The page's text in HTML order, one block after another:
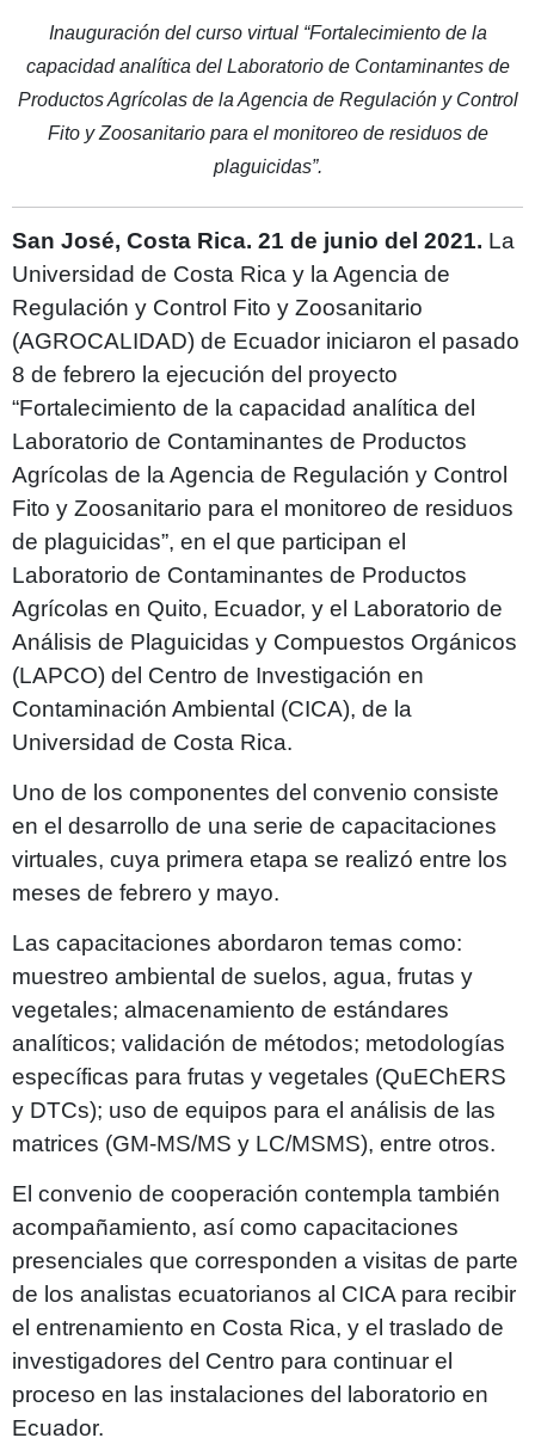
Inauguración del curso virtual “Fortalecimiento de la
capacidad analítica del Laboratorio de Contaminantes de
Productos Agrícolas de la Agencia de Regulación y Control
Fito y Zoosanitario para el monitoreo de residuos de
plaguicidas”.
San José, Costa Rica. 21 de junio del 2021. La
Universidad de Costa Rica y la Agencia de
Regulación y Control Fito y Zoosanitario
(AGROCALIDAD) de Ecuador iniciaron el pasado
8 de febrero la ejecución del proyecto
“Fortalecimiento de la capacidad analítica del
Laboratorio de Contaminantes de Productos
Agrícolas de la Agencia de Regulación y Control
Fito y Zoosanitario para el monitoreo de residuos
de plaguicidas”, en el que participan el
Laboratorio de Contaminantes de Productos
Agrícolas en Quito, Ecuador, y el Laboratorio de
Análisis de Plaguicidas y Compuestos Orgánicos
(LAPCO) del Centro de Investigación en
Contaminación Ambiental (CICA), de la
Universidad de Costa Rica.
Uno de los componentes del convenio consiste
en el desarrollo de una serie de capacitaciones
virtuales, cuya primera etapa se realizó entre los
meses de febrero y mayo.
Las capacitaciones abordaron temas como:
muestreo ambiental de suelos, agua, frutas y
vegetales; almacenamiento de estándares
analíticos; validación de métodos; metodologías
específicas para frutas y vegetales (QuEChERS
y DTCs); uso de equipos para el análisis de las
matrices (GM-MS/MS y LC/MSMS), entre otros.
El convenio de cooperación contempla también
acompañamiento, así como capacitaciones
presenciales que corresponden a visitas de parte
de los analistas ecuatorianos al CICA para recibir
el entrenamiento en Costa Rica, y el traslado de
investigadores del Centro para continuar el
proceso en las instalaciones del laboratorio en
Ecuador.